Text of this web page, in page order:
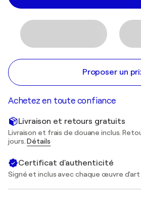
Proposer un
Achetez en toute confiance
Livraison et retours gratuits
Livraison et frais de douane inclus.
jours.Détails
Certificat d'authenticité
Signé et inclus avec chaque œuvre d'art